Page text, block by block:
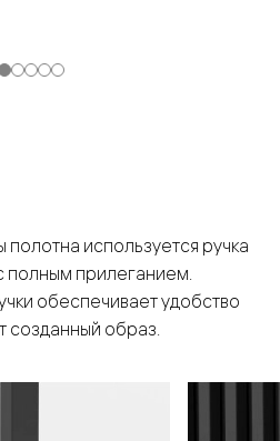
используется ручка
полным прилеганием.
обеспечивает удобство
созданный образ.